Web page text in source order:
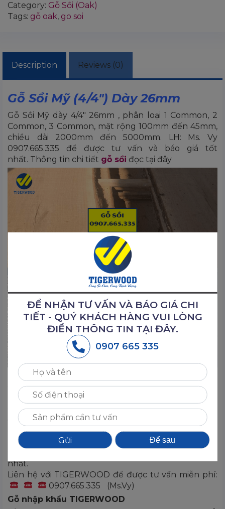
Category: Gỗ Sồi (Oak)
Tags: gỗ oak, go soi
Description Reviews (0)
Gỗ Sồi Mỹ (4/4″) Dày 26mm
Gỗ Sồi Mỹ dày 4/4″ 26mm , phân loại 1 Common, 2
Common, 3 Common, mặt rộng 100mm đến 45mm,
chiều dài 2000mm đến 5000mm. LH: Ms. Vy
0907.665.335 để được tư vấn và báo giá tốt
nhất. Thông tin chi tiết gỗ sồi đọc tại đây
TIGERWOOD với chiến lược cạnh tranh trong kinh
doanh. Cung cấp gỗ xẻ sấy đa dạng quy cách và
phẩm cấp với giá thành tốt nhất, chất lượng uy tín
cùng dịch vụ chăm sóc khách hàng tận tâm, tạo
điều kiện phát triển các nhà xưởng thi công nội thất
gỗ. Giúp hàng triệu khách hàng, doanh nghiệp
nhập nguồn gỗ nguyên liệu với giá tận gốc, uy
tín,tiết kiệm vốn,phát triển tài chính một cách tối ưu
nhất.
Liên hệ với TIGERWOOD để được tư vấn miễn phí:
0907.665.335
(Ms.Vy)
Gỗ nhập khẩu TIGERWOOD
ĐỂ NHẬN TƯ VẤN VÀ BÁO GIÁ CHI
TIẾT - QUÝ KHÁCH HÀNG VUI LÒNG
ĐIỀN THÔNG TIN TẠI ĐÂY.
0907 665 335
Để sau